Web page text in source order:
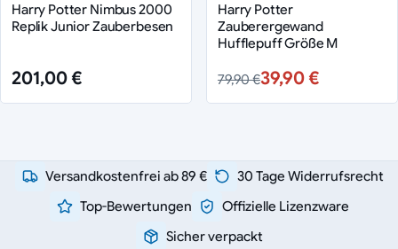
Harry Potter Nimbus 2000
Replik Junior Zauberbesen
201,00 €
Harry Potter
Zauberergewand
Hufflepuff Größe M
79,90 €39,90 €
Versandkostenfrei ab 89 €
30 Tage Widerrufsrecht
Top-Bewertungen
Offizielle Lizenzware
Sicher verpackt